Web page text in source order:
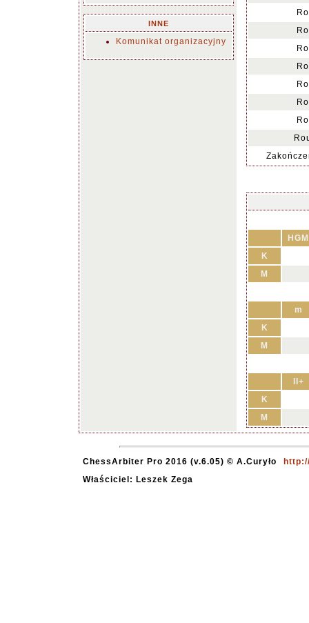
INNE
Komunikat organizacyjny
HGM
K
M
m
K
M
II+
K
M
ChessArbiter Pro 2016 (v.6.05) © A.Curyło
Właściciel: Leszek Zega